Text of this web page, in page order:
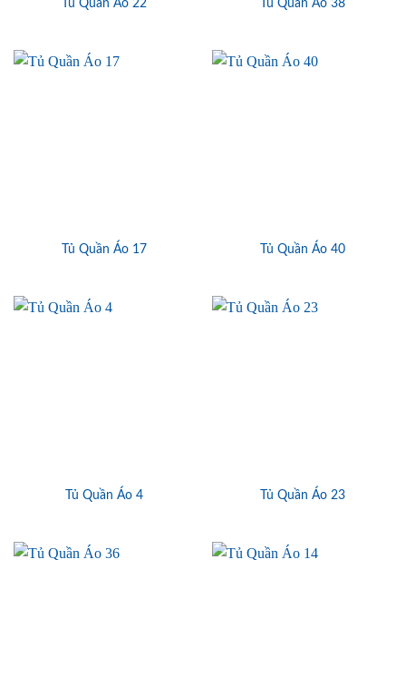
Tủ Quần Áo 22 Tủ Quần Áo 38
Tủ Quần Áo 17 Tủ Quần Áo 40
Tủ Quần Áo 4 Tủ Quần Áo 23